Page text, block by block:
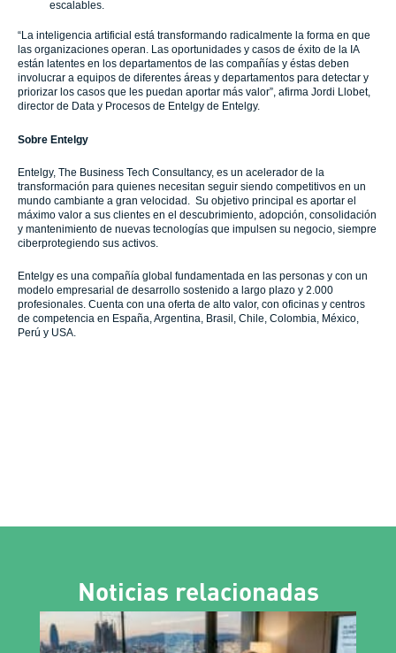
escalables.
“La inteligencia artificial está transformando radicalmente la forma en que
las organizaciones operan. Las oportunidades y casos de éxito de la IA
están latentes en los departamentos de las compañías y éstas deben
involucrar a equipos de diferentes áreas y departamentos para detectar y
priorizar los casos que les puedan aportar más valor”, afirma Jordi Llobet,
director de Data y Procesos de Entelgy de Entelgy.
Sobre Entelgy
Entelgy, The Business Tech Consultancy, es un acelerador de la
transformación para quienes necesitan seguir siendo competitivos en un
mundo cambiante a gran velocidad. Su objetivo principal es aportar el
máximo valor a sus clientes en el descubrimiento, adopción, consolidación
y mantenimiento de nuevas tecnologías que impulsen su negocio, siempre
ciberprotegiendo sus activos.
Entelgy es una compañía global fundamentada en las personas y con un
modelo empresarial de desarrollo sostenido a largo plazo y 2.000
profesionales. Cuenta con una oferta de alto valor, con oficinas y centros
de competencia en España, Argentina, Brasil, Chile, Colombia, México,
Perú y USA.
Noticias relacionadas